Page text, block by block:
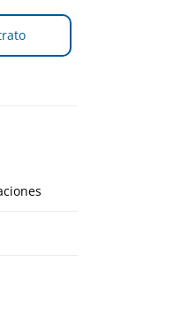
Fenster)
(öffnet
neuem